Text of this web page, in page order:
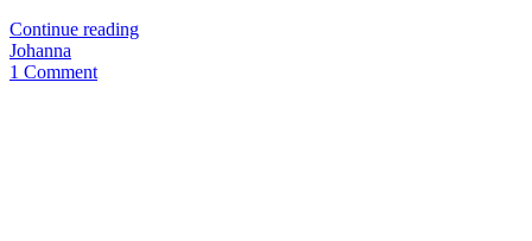
Continue reading
Johanna
1 Comment